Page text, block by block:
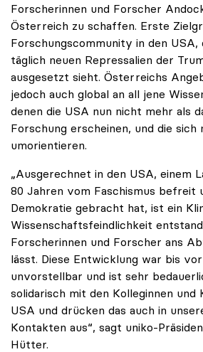
Forscherinnen und Forscher
Österreich zu schaffen. Erste
Forschungscommunity in den USA,
täglich neuen Repressalien der
ausgesetzt sieht. Österreichs
jedoch auch global an all jene
denen die USA nun nicht mehr als
Forschung erscheinen, und die sich
umorientieren.
„Ausgerechnet in den USA, einem
80 Jahren vom Faschismus befreit
Demokratie gebracht hat, ist ein
Wissenschaftsfeindlichkeit
Forscherinnen und Forscher ans
lässt. Diese Entwicklung war bis
unvorstellbar und ist sehr
solidarisch mit den Kolleginnen und
USA und drücken das auch in
Kontakten aus“, sagt uniko-
Hütter.